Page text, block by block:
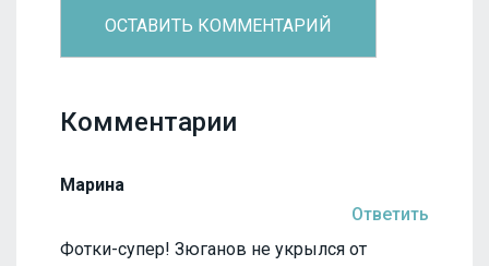
Комментарии
Марина
Ответить
Фотки-супер! Зюганов не укрылся от